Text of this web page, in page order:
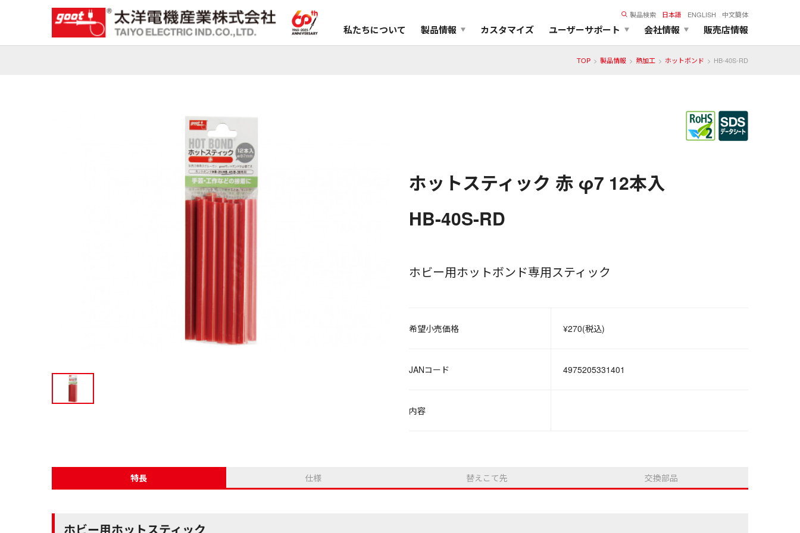
製品検索 日本語 ENGLISH 中文簡体
私たちについて 製品情報 カスタマイズ ユーザーサポート 会社情報 販売店情報
TOP 製品情報 熱加工 ホットボンド HB-40S-RD
ホットスティック 赤 φ7 12本入
HB-40S-RD
ホビー用ホットボンド専用スティック
希望小売価格 ¥270(税込)
JANコード 4975205331401
内容
特長 仕様 替えこて先 交換部品
ホビー用ホットスティック